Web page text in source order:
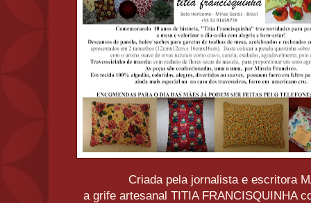
Criada pela jornalista e escritora
a grife artesanal TITIA FRANCISQUINHA